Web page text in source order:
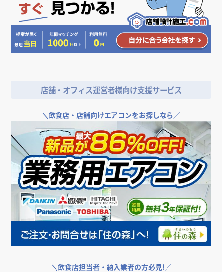
店舗・オフィス運営者様向け支援サービス
＼飲食店・店舗向けエアコンをお探しなら／
＼飲食店担当者・納入業者の方必見!／